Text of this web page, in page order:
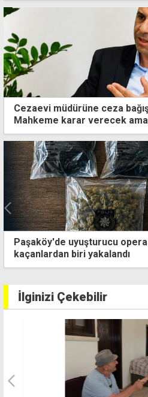
Cezaevi müdürüne ceza
Mahkeme karar verecek
bağışlayabilecek
Kozanköy'de 15 bin dönümlük
İlginizi Çekebilir